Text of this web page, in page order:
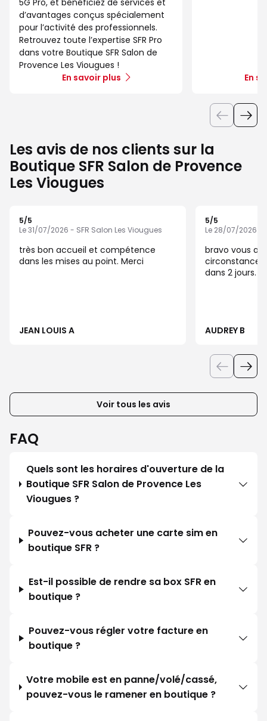
5G Pro, et bénéficiez de services et
d’avantages conçus spécialement
pour l’activité des professionnels.
Retrouvez toute l’expertise SFR Pro
dans votre Boutique SFR Salon de
Provence Les Viougues !
En savoir plus
En
Les avis de nos clients sur la
Boutique SFR Salon de Provence
Les Viougues
5/5
Le 31/07/2026 - SFR Salon Les Viougues
très bon accueil et compétence
dans les mises au point. Merci
JEAN LOUIS A
5/5
Le 28/07/2026 -
bravo vous
circonstances
dans 2 jours.
AUDREY B
Voir tous les avis
FAQ
Quels sont les horaires d'ouverture de la
Boutique SFR Salon de Provence Les
Viougues ?
Pouvez-vous acheter une carte sim en
boutique SFR ?
Est-il possible de rendre sa box SFR en
boutique ?
Pouvez-vous régler votre facture en
boutique ?
Votre mobile est en panne/volé/cassé,
pouvez-vous le ramener en boutique ?